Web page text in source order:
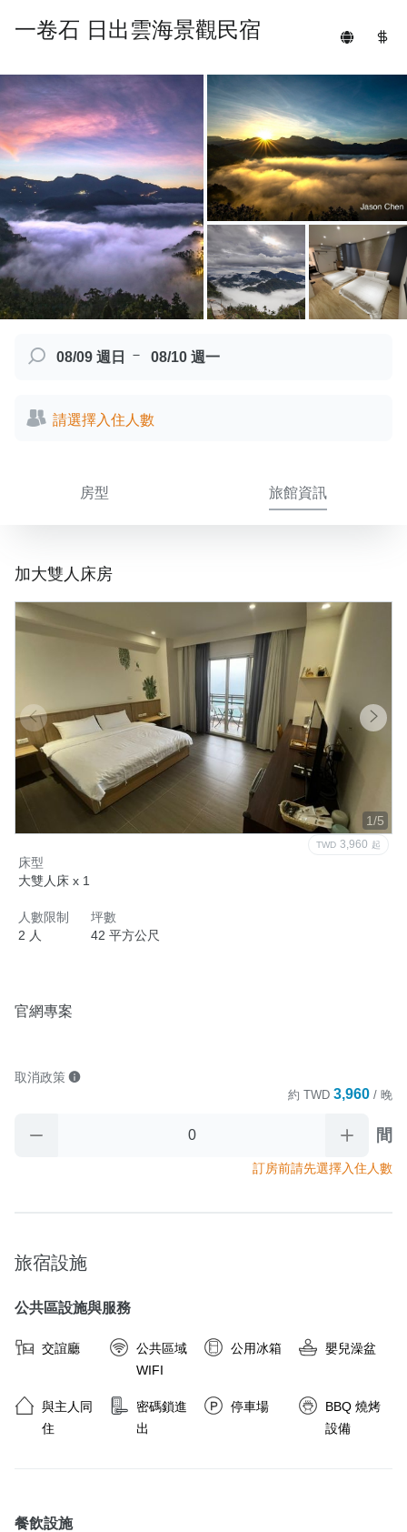
一卷石 日出雲海景觀民宿
08/09 週日 － 08/10 週一
請選擇入住人數
房型 旅館資訊
加大雙人床房
1/5
TWD 3,960 起
床型
大雙人床 x 1
人數限制
2 人
坪數
42 平方公尺
官網專案
取消政策
約 TWD 3,960 / 晚
間
訂房前請先選擇入住人數
旅宿設施
公共區設施與服務
交誼廳
公共區域
WIFI
公用冰箱 嬰兒澡盆
與主人同
住
密碼鎖進
出
停車場
BBQ 燒烤
設備
餐飲設施